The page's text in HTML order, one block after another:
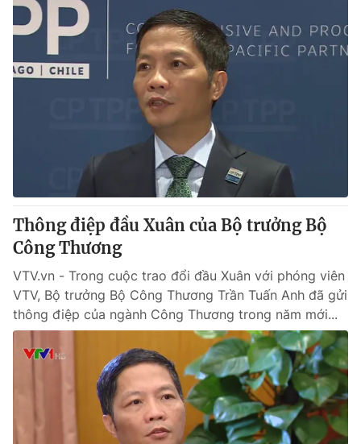
Bất động sản
Tấm lòng Việt
Vươn mình bằng AI
VTV8
Liên hệ tòa soạn English
THỜI BÁO VTV
Theo dõi báo trên
Cơ quan chủ quản:Đài Truyền hình Việt Nam
Thông điệp đầu Xuân của Bộ trưởng Bộ
Công Thương
VTV.vn - Trong cuộc trao đổi đầu Xuân với phóng viên
VTV, Bộ trưởng Bộ Công Thương Trần Tuấn Anh đã gửi
thông điệp của ngành Công Thương trong năm mới...